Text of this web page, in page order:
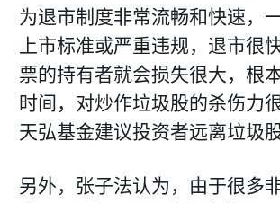
为退市制度非常流畅和快速，
上市标准或严重违规，退市很
票的持有者就会损失很大，根
时间，对炒作垃圾股的杀伤力
天弘基金建议投资者远离垃圾股
另外，张子法认为，由于很多